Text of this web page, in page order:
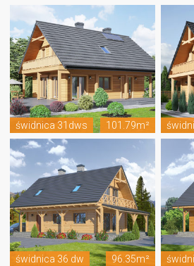
świdnica 31dws 101.79m²
świdnica 36 dw 96.35m²